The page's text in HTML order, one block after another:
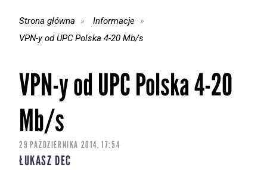
Strona główna
Informacje
VPN-y od UPC Polska 4-20 Mb/s
VPN-y od UPC Polska 4-20
Mb/s
29 PAŹDZIERNIKA 2014, 17:54
ŁUKASZ DEC